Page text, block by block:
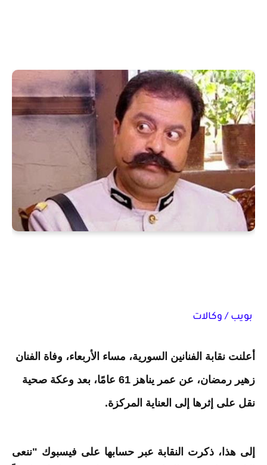
بويب / وكالات
أعلنت نقابة الفنانين السورية، مساء الأربعاء، وفاة الفنان
زهير رمضان، عن عمر يناهز 61 عامًا، بعد وعكة صحية
نقل على إثرها إلى العناية المركزة.
إلى هذا، ذكرت النقابة عبر حسابها على فيسبوك "ننعى